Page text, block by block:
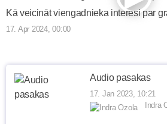
Kā veicināt viengadnieka interesi par
17. Apr 2024, 00:00
Audio pasakas
17. Jan 2023, 10:21
Indra